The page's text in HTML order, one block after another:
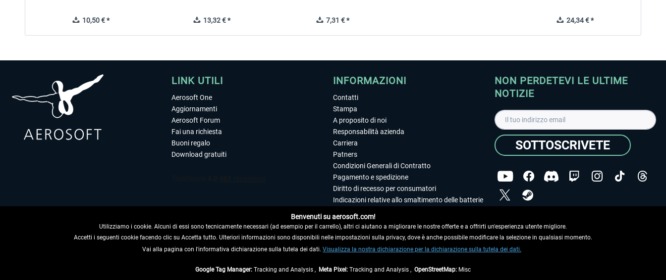
10,50 € * 13,32 € * 7,31 € * 24,34 € *
LINK UTILI
Aerosoft One
Aggiornamenti
Aerosoft Forum
Fai una richiesta
Buoni regalo
Download gratuiti
RECEDERE DAL CONTRATTO
INFORMAZIONI
Contatti
Stampa
A proposito di noi
Responsabilità azienda
Carriera
Patners
Condizioni Generali di Contratto
Pagamento e spedizione
Diritto di recesso per consumatori
Indicazioni relative allo smaltimento delle batterie
Editoriale
NON PERDETEVI LE ULTIME
NOTIZIE
SOTTOSCRIVETE
dei dati.
Copyright © Aerosoft GmbH. Tutti i diritti riservati.
Benvenuti su aerosoft.com!
Utilizziamo i cookie. Alcuni di essi sono tecnicamente necessari (ad esempio per il carrello), altri ci aiutano a migliorare le nostre offerte e a offrirti un'esperienza utente migliore.
Accetti i seguenti cookie facendo clic su Accetta tutto. Ulteriori informazioni sono disponibili nelle impostazioni sulla privacy, dove è anche possibile modificare la selezione in qualsiasi momento.
Vai alla pagina con l'informativa dichiarazione sulla tutela dei dati. Visualizza la nostra dichiarazione per la dichiarazione sulla tutela dei dati.
Google Tag Manager: Tracking and Analysis , Meta Pixel: Tracking and Analysis , OpenStreetMap: Misc